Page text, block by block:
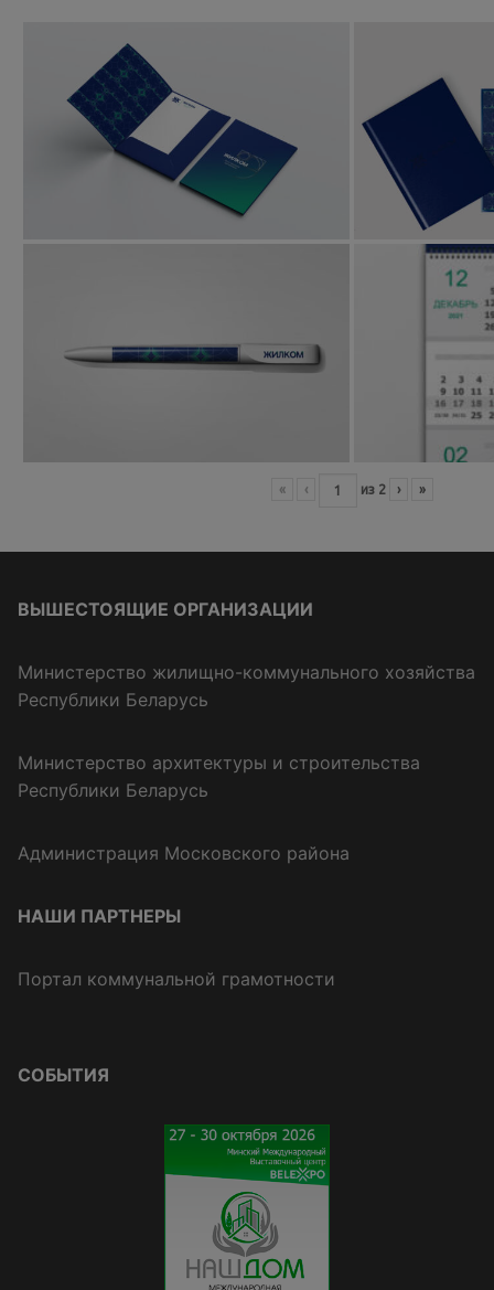
« ‹ из 2 › »
ВЫШЕСТОЯЩИЕ ОРГАНИЗАЦИИ
Министерство жилищно-коммунального хозяйства
Республики Беларусь
Министерство архитектуры и строительства
Республики Беларусь
Администрация Московского района
НАШИ ПАРТНЕРЫ
Портал коммунальной грамотности
СОБЫТИЯ